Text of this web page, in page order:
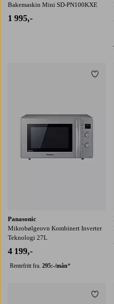
Bakemaskin Mini SD-PN100KXE
1 995,-
Panasonic
Mikrobølgeovn Kombinert Inverter
Teknologi 27L
4 199,-
Rentefritt fra. 295:-/mån*
Legg
Legg